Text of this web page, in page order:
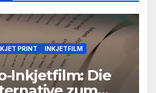
PRINT
INKJETFILM
Inkjetfilm: Die